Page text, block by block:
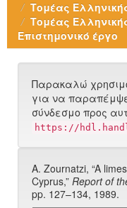
Τομέας
Τομέας
Επιστημονικό έργο
Παρακαλώ
για να
σύνδεσμο προς
https://
A. Zournatzi, “A
Cyprus,” Report of
pp. 127–134, 1989.